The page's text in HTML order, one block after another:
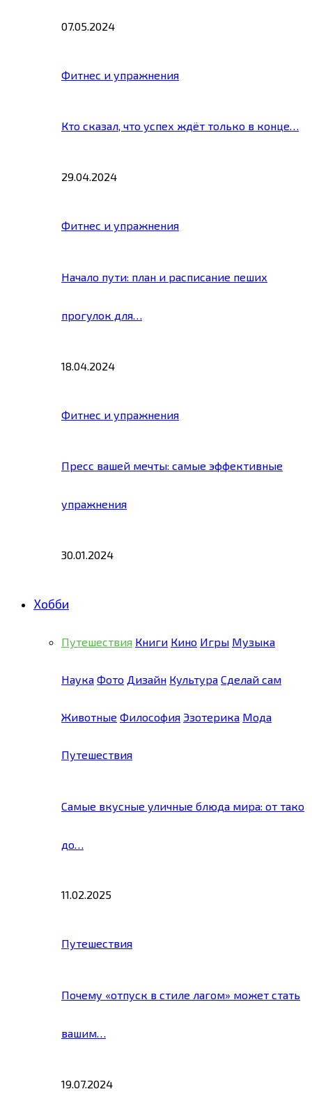
07.05.2024
Фитнес и упражнения
Кто сказал, что успех ждёт только в конце…
29.04.2024
Фитнес и упражнения
Начало пути: план и расписание пеших
прогулок для…
18.04.2024
Фитнес и упражнения
Пресс вашей мечты: самые эффективные
упражнения
30.01.2024
Хобби
Путешествия Книги Кино Игры Музыка
Наука Фото Дизайн Культура Сделай сам
Животные Философия Эзотерика Мода
Путешествия
Самые вкусные уличные блюда мира: от тако
до…
11.02.2025
Путешествия
Почему «отпуск в стиле лагом» может стать
вашим…
19.07.2024